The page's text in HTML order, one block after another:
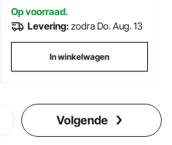
Op voorraad.
Levering:zodra Do. Aug. 13
In winkelwagen
Volgende